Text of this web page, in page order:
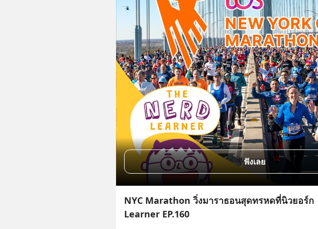
ฟังเลย
NYC Marathon วิ่งมาราธอนสุดทรหดที่นิวยอร์
Learner EP.160